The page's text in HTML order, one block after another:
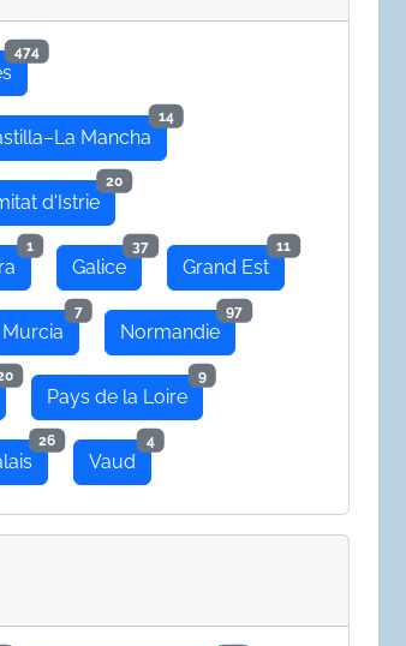
474
Mancha
14
d'Istrie
20
1
Galice
37
Grand Est
11
Murcia
7
Normandie
97
Pays de la Loire
9
26
Vaud
4